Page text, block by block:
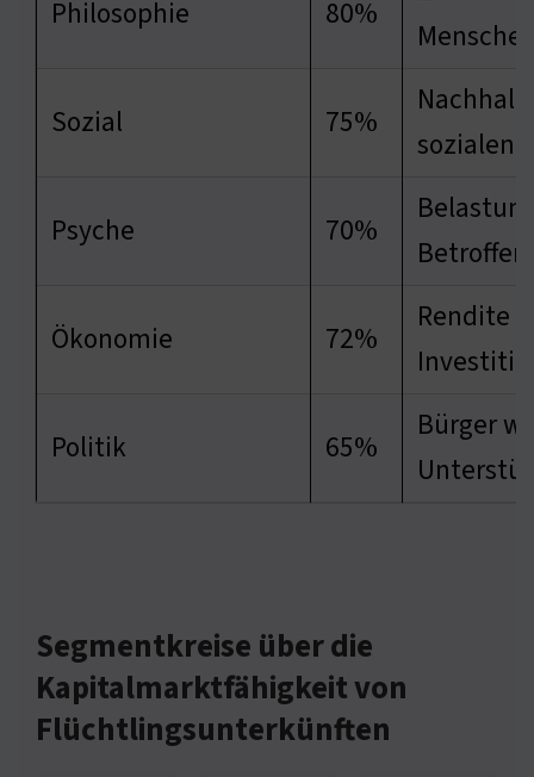
Philosophie 80%
Sozial 75%
sozialen
Psyche 70%
Ökonomie 72%
Rendite
Politik 65%
Bürger
Segmentkreise über die
Kapitalmarktfähigkeit von
Flüchtlingsunterkünften